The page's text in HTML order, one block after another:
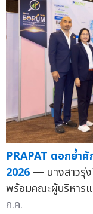
PRAPAT ตอกย้ำ
2026 — นางสาวรุ่
พร้อมคณะผู้บริหาร
ก.ค.